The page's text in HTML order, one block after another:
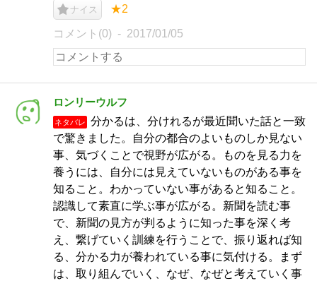
ナイス ★2
コメント(0) 2017/01/05
ロンリーウルフ
ネタバレ
分かるは、分けれるが最近聞いた話と一致
で驚きました。自分の都合のよいものしか見ない
事、気づくことで視野が広がる。ものを見る力を
養うには、自分には見えていないものがある事を
知ること。わかっていない事があると知ること。
認識して素直に学ぶ事が広がる。新聞を読む事
で、新聞の見方が判るように知った事を深く考
え、繋げていく訓練を行うことで、振り返れば知
る、分かる力が養われている事に気付ける。まず
は、取り組んでいく、なぜ、なぜと考えていく事